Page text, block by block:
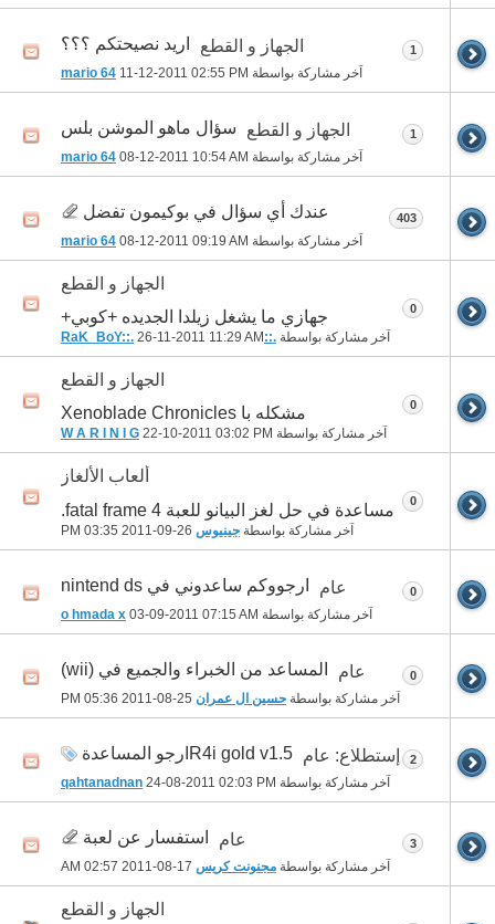
الجهاز و القطع اريد نصيحتكم ؟؟؟
آخر مشاركة بواسطة mario 64 11-12-2011 02:55 PM
1
الجهاز و القطع سؤال ماهو الموشن بلس
آخر مشاركة بواسطة mario 64 08-12-2011 10:54 AM
1
عندك أي سؤال في بوكيمون تفضل
آخر مشاركة بواسطة mario 64 08-12-2011 09:19 AM
403
الجهاز و القطع
جهازي ما يشغل زيلدا الجديده +كوبي+
آخر مشاركة بواسطة .::RaK_BoY::.
26-11-2011 11:29 AM
0
الجهاز و القطع
مشكله با Xenoblade Chronicles
آخر مشاركة بواسطة W A R I N I G 22-10-2011 03:02 PM
0
ألعاب الألغاز
مساعدة في حل لغز البيانو للعبة fatal frame 4.
آخر مشاركة بواسطة جينيوس 03:35 PM
0
عام ارجووكم ساعدوني في nintend ds
آخر مشاركة بواسطة o hmada x 03-09-2011 07:15 AM
0
عام المساعد من الخبراء والجميع في (wii)
آخر مشاركة بواسطة حسين ال عمران 05:36 PM
0
إستطلاع: عام R4i gold v1.5ارجو المساعدة
آخر مشاركة بواسطة qahtanadnan 24-08-2011 02:03 PM
2
عام استفسار عن لعبة
آخر مشاركة بواسطة مجنونت كريس 02:57 AM
3
الجهاز و القطع